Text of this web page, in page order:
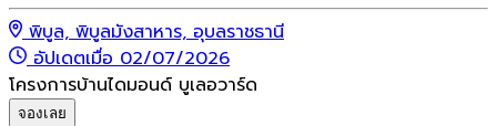
พิบูล, พิบูลมังสาหาร, อุบลราชธานี
อัปเดตเมื่อ 02/07/2026
โครงการบ้านไดมอนด์ บูเลอวาร์ด
จองเลย